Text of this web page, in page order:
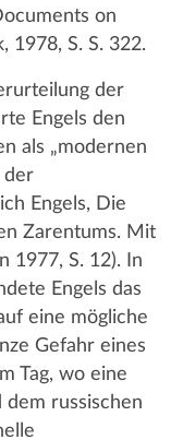
on
1978, S. S. 322.
der
Engels den
als „modernen
der
Engels, Die
Zarentums. Mit
1977, S. 12). In
Engels das
eine mögliche
Gefahr eines
Tag, wo eine
dem russischen